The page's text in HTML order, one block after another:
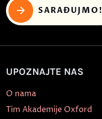
SARAĐUJMO!
UPOZNAJTE NAS
O nama
Tim Akademije Oxford